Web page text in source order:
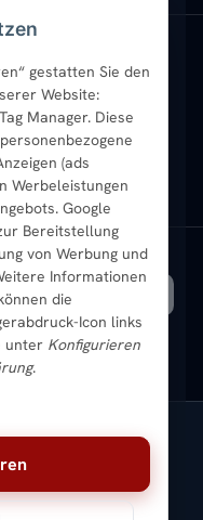
gestatten Sie den
Website:
Manager. Diese
(ads
Werbeleistungen
Google
Bereitstellung
von Werbung und
Informationen
die
Icon links
unter Konfigurieren
.
Heizkörper
Badheizkörper Schwarz
Aktuelle Angebote
VERSAND MIT
GmbH
Kostenloser Versand